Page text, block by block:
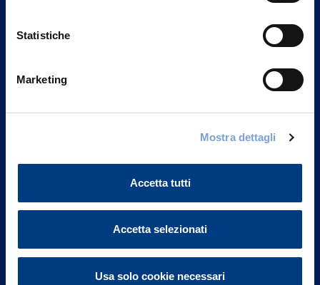
Statistiche
Marketing
Mostra dettagli
Accetta tutti
Accetta selezionati
Usa solo cookie necessari
Vittoria Assicurazioni S.p.A.
Governance
Altre informazioni